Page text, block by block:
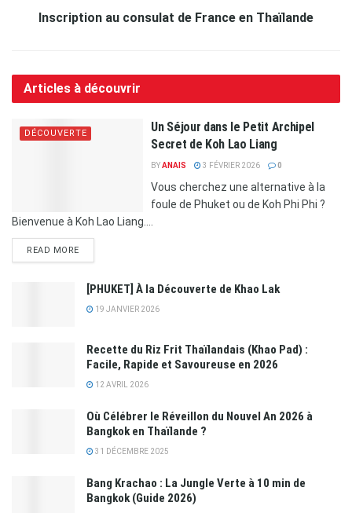
Inscription au consulat de France en Thaïlande
Articles à découvrir
DÉCOUVERTE
Un Séjour dans le Petit Archipel
Secret de Koh Lao Liang
BYANAIS 3 FÉVRIER 2026 0
Vous cherchez une alternative à la
foule de Phuket ou de Koh Phi Phi ?
Bienvenue à Koh Lao Liang....
READ MORE
[PHUKET] À la Découverte de Khao Lak
19 JANVIER 2026
Recette du Riz Frit Thaïlandais (Khao Pad) :
Facile, Rapide et Savoureuse en 2026
12 AVRIL 2026
Où Célébrer le Réveillon du Nouvel An 2026 à
Bangkok en Thaïlande ?
31 DÉCEMBRE 2025
Bang Krachao : La Jungle Verte à 10 min de
Bangkok (Guide 2026)